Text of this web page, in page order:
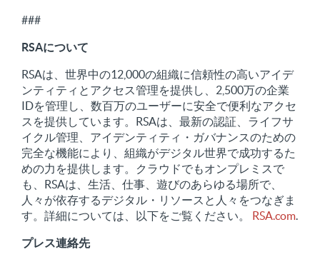
###
RSAについて
RSAは、世界中の12,000の組織に信頼性の高いアイデ
ンティティとアクセス管理を提供し、2,500万の企業
IDを管理し、数百万のユーザーに安全で便利なアクセ
スを提供しています。RSAは、最新の認証、ライフサ
イクル管理、アイデンティティ・ガバナンスのための
完全な機能により、組織がデジタル世界で成功するた
めの力を提供します。クラウドでもオンプレミスで
も、RSAは、生活、仕事、遊びのあらゆる場所で、
人々が依存するデジタル・リソースと人々をつなぎま
す。詳細については、以下をご覧ください。 RSA.com.
プレス連絡先